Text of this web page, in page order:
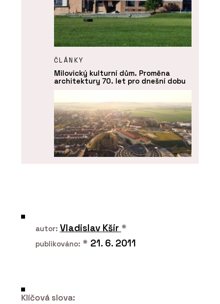
ČLÁNKY
Milovický kulturní dům. Proměna
architektury 70. let pro dnešní dobu
krajiny i struktury obce
autor: Vladislav Kšír *
publikováno: * 21. 6. 2011
Klíčová slova: